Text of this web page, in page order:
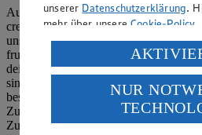
Auch wenn die richtige Eissaison im
cremiges Softeis das ganze Jahr über
unserem Thermomix®-Softeis-Rezept
fruchtiges Eis nicht einmal dein
dein Thermomix®-Eis einfach selber!
sind gefrorene Früchte und Eiweiß.
besondere Luftigkeit und Stabilität. Bei
Zucker dem Eis noch die nötige Süße.
Zucker und mithilfe der kraftvollen
unserer Datenschutzerklärung.
mehr über unsereCookie-Policy.
Verarbeitung deiner
USA durch Facebook und
Wenn du auf „Aktivieren“
des Art. 49 Abs. 1 Satz 1 lit. a)
Daten in den USA verarbeitet
NUR